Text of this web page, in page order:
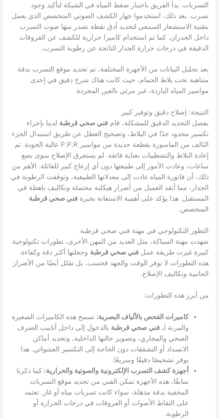
التسربات. بدأ الفريق باختبار ضغط المياه في الشبكة لتأكيد وجود
تسرب. بعد ذلك، استخدموا جهاز الكشف الصوتي المتخصص الذي يعمل
بتقنية الاستشعار السمعي لتحديد أدق نقطة تصدر منها صوت التسرب
داخل الجدران. كما تم استخدام كاميرا حرارية للكشف عن الفروقات
الدقيقة في درجات حرارة الجدار الناتجة عن رطوبة التسرب.
بعد تحليل البيانات من الأجهزة المختلفة، تم تحديد موقع التسرب بدقة
متناهية تحت بلاط الحمام، حيث كانت هناك شرخ دقيق في إحدى
مواسير المياه الباردة، غير مرئي بالعين المجردة.
النتيجة: إصلاح دقيق وتوفير كبير
بفضل التحديد الدقيق للمشكلة، قامفني صحي قرطبة لدينا بإجراء
تكسير محدود جدًا في البلاط، وتصحيح العطل عن طريق استبدال الجزء
التالف من الماسورة بقطعة جديدة من مواسير P.P.R عالية الجودة. تم
إعادة البلاط والتشطيبات بعناية فائقة. لم يستغرق الإصلاح سوى بضع
ساعات، وعادت الأمور إلى طبيعتها دون أي إزعاج كبير للعائلة. الأهم من
ذلك، أن فاتورة المياه عادت إلى معدلاتها الطبيعية، وتوقفت الرطوبة في
الجدار، مما أنقذ العميل من أضرار هيكلية محتملة وتكاليف باهظة في
المستقبل. هذا يؤكد على أهمية الاستعانة بخبرةفني صحي قرطبة
المتخصص.
التطور التكنولوجي في مهنة فني صحي قرطبة
شهدت مهنة السباكة، مثل العديد من المهن الأخرى، تطورات تكنولوجية
كبيرة غيرت طريقة عملفني صحي قرطبة وجعلتها أكثر دقة وكفاءة.
هذه التطورات لا توفر الوقت والجهد فحسب، بل تقلل أيضًا من الأضرار
الجانبية وتكاليف الإصلاح.
من أبرز هذه التطورات:
كاميرات الفحص بالألياف البصرية: تسمح هذه الكاميرات الصغيرة
والمرنة لـفني صحي قرطبة بالدخول إلى داخل أنابيب الصرف
الصحي والمجاري، وتصوير حالتها الداخلية، وتحديد أماكن
الانسداد أو التشققات دون الحاجة إلى التكسير العشوائي. هذا
يوفر تشخيصًا دقيقًا وسريعًا.
أجهزة كشف التسرب الإلكترونية والصوتية والحرارية: كما ذكرنا
سابقًا، هذه الأجهزة تمكن الفني من تحديد موقع التسربات
المخفية بدقة مذهلة، سواء كانت تسربات مياه أو غاز. تعتمد
على التقاط الأصوات أو الفروقات في درجات الحرارة أو
الرطوبة.